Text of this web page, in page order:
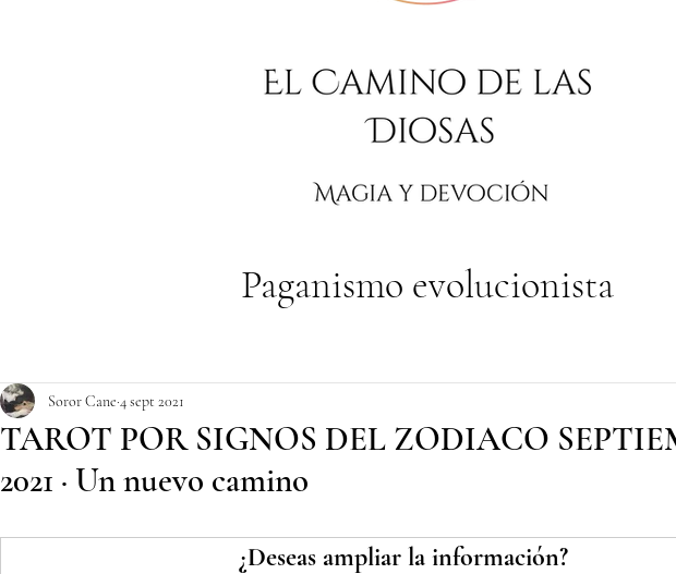
Paganismo evolucionista
TAROT POR SIGNOS DEL ZODIACO
2021 · Un nuevo camino
Soror Cane 4 sept 2021
¿Deseas ampliar la información?